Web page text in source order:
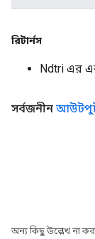
রিটার্নস
Ndtri এর
সর্বজনীন
অন্য কিছু উল্লেখ না